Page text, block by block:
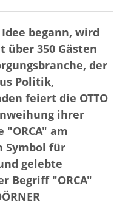
begann, wird
350 Gästen
der
Politik,
feiert die OTTO
ihrer
"ORCA" am
Symbol für
gelebte
Begriff "ORCA"